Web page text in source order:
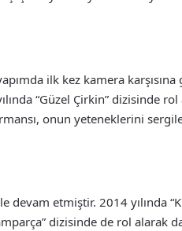
ilk kez kamera
“Güzel Çirkin” dizisinde
onun yeteneklerini
etmiştir. 2014 yılında
dizisinde de rol alarak